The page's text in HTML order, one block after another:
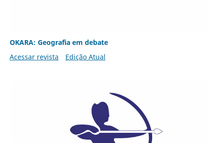
OKARA: Geografia em debate
Acessar revista
Edição Atual